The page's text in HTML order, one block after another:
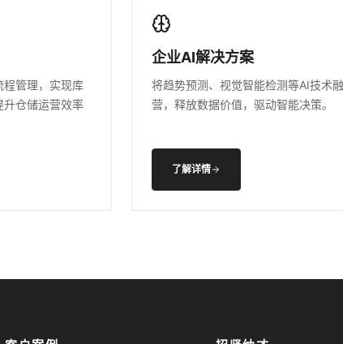
程管理，实现库
升仓储运营效率
企业AI解决方案
将趋势预测、视觉智能检测等AI技术
营，释放数据价值，驱动智能决策。
了解详情